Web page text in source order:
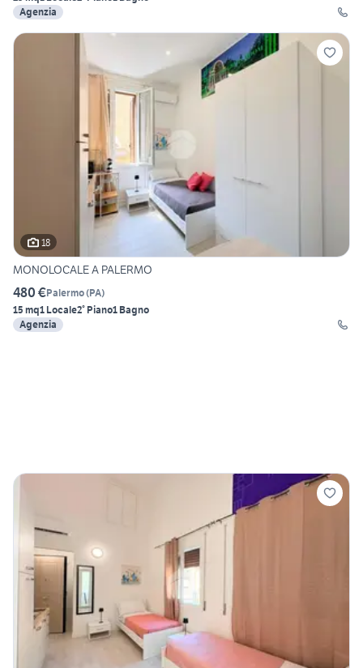
Agenzia
18
MONOLOCALE A PALERMO
480 €Palermo(PA)
15 mq1 Locale2° Piano1 Bagno
Agenzia